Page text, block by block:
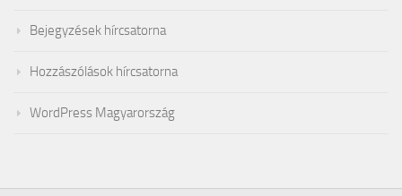
Bejegyzések hírcsatorna
Hozzászólások hírcsatorna
WordPress Magyarország